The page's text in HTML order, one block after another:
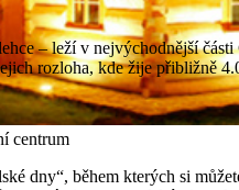
centrum
dny“, během kterých si
– leží v nejvýchodnější
rozloha, kde žije přibližně